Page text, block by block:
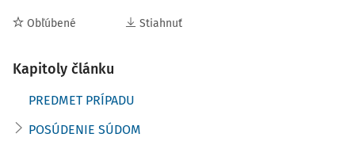
Obľúbené Stiahnuť
Kapitoly článku
PREDMET PRÍPADU
POSÚDENIE SÚDOM